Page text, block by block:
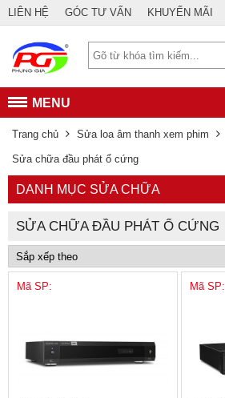
LIÊN HỆ GÓC TƯ VẤN KHUYẾN MÃI
MENU
Trang chủ Sửa loa âm thanh xem phim
Sửa chữa đầu phát ổ cứng
DANH MỤC SỬA CHỮA
SỬA CHỮA ĐẦU PHÁT Ổ CỨNG
Mã SP: Mã SP: